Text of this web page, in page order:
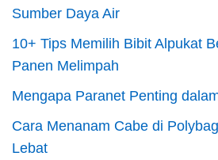
Sumber Daya Air
10+ Tips Memilih Bibit Alpukat
Panen Melimpah
Mengapa Paranet Penting
Cara Menanam Cabe di
Lebat